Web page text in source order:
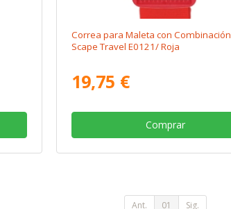
Correa para Maleta con Combinación
Scape Travel E0121/ Roja
19,75 €
Comprar
Ant. 01 Sig.